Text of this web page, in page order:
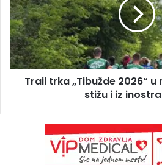
Trail trka „Tibužde 2026“
stižu i iz